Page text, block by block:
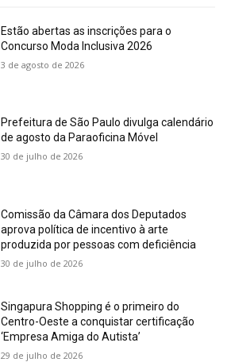
Estão abertas as inscrições para o
Concurso Moda Inclusiva 2026
3 de agosto de 2026
Prefeitura de São Paulo divulga calendário
de agosto da Paraoficina Móvel
30 de julho de 2026
Comissão da Câmara dos Deputados
aprova política de incentivo à arte
produzida por pessoas com deficiência
30 de julho de 2026
Singapura Shopping é o primeiro do
Centro-Oeste a conquistar certificação
‘Empresa Amiga do Autista’
29 de julho de 2026